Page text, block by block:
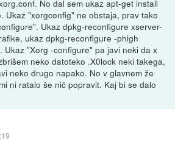
No dal sem ukaz apt-get install
Ukaz "xorgconfig" ne obstaja, prav tako
Ukaz dpkg-reconfigure xserver-
ukaz dpkg-reconfigure -phigh
Ukaz "Xorg -configure" pa javi neki da x
neko datoteko .X0lock neki takega,
neko drugo napako. No v glavnem že
ni ratalo še nič popravit. Kaj bi se dalo